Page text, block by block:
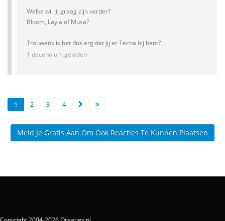
Welke wil jij graag zijn verder?
Bloom, Layla of Musa?
Trouwens is het dus erg dat jij er Tecna bij bent?
1 decennium geleden
1 2 3 4
Meld Je Gratis Aan Om Ook Reacties Te Kunnen Plaatsen
Copyright 2004-2026 Qreaties.nl